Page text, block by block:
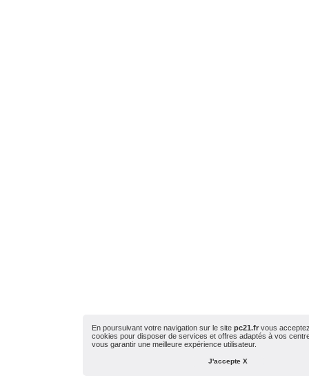
En poursuivant votre navigation sur le sitepc21.fr vous
cookies pour disposer de services et offres adaptés à vos
vous garantir une meilleure expérience utilisateur.
J'accepte X